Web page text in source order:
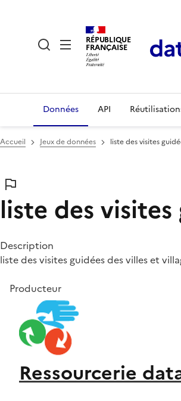
RÉPUBLIQUE
FRANÇAISE
Données API
Accueil Jeux de données liste des visites
liste des
Description
liste des visites guidées des villes et
Producteur
Ressourcerie